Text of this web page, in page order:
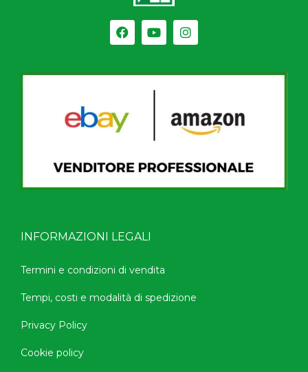
INFORMAZIONI LEGALI
Termini e condizioni di vendita
Tempi, costi e modalità di spedizione
Privacy Policy
Cookie policy